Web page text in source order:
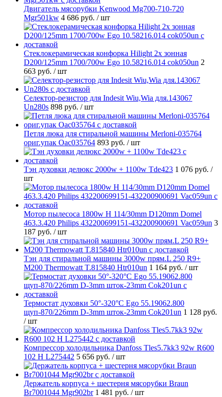
Двигатель мясорубки Kenwood Mg700-710-720
Mgr501kw 4 686 руб. / шт
Стеклокерамическая конфорка Hilight 2х зонная
D200/125mm 1700/700w Ego 10.58216.014 cok050un 2
663 руб. / шт
Селектор-резистор для Indesit Wiu,Wia для.143067
Un280s 898 руб. / шт
Петля люка для стиральной машины Merloni-035764
ориг.упак Oac035764 893 руб. / шт
Тэн духовки делюкс 2000w + 1100w Tde423 1 076 руб. /
шт
Мотор пылесоса 1800w H 114/30mm D120mm Domel
463.3.420 Philips 432200699151-432200900691 Vac059un 3
187 руб. / шт
Тэн для стиральной машины 3000w прям.L 250 R9+
M200 Thermowatt T.815840 Htr010un 1 164 руб. / шт
Термостат духовки 50°-320°C Ego 55.19062.800
щуп-870/226mm D-3mm шток-23mm Cok201un 1 128 руб.
/ шт
Компрессор холодильника Danfoss Tles5.7kk3 92w R600
102 H L275442 5 656 руб. / шт
Держатель корпуса + шестерня мясорубки Braun
Br7001044 Mgr902br 1 481 руб. / шт